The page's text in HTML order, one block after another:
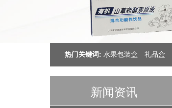
热门关键词: 水果包装盒 礼品盒
新闻资讯